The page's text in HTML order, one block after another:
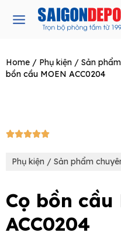
Main
Home / Phụ kiện / Sản
bồn cầu MOEN ACC0204
5/5
Phụ kiện / Sản phẩm
Cọ bồn cầu
ACC0204